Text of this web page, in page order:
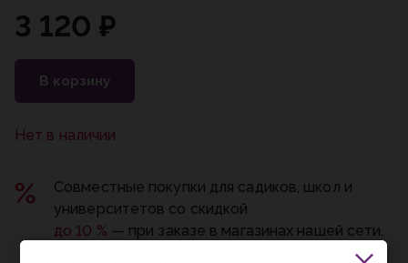
3 120 ₽
В корзину
Нет в наличии
Совместные покупки для садиков, школ и
университетов со скидкой
до 10 % — при заказе в магазинах нашей сети.